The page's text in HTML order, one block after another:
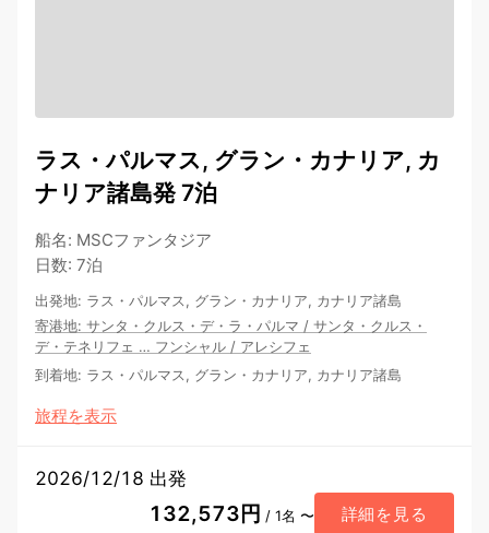
ラス・パルマス, グラン・カナリア, カ
ナリア諸島発 7泊
船名: MSCファンタジア
日数: 7泊
出発地: ラス・パルマス, グラン・カナリア, カナリア諸島
寄港地: サンタ・クルス・デ・ラ・パルマ / サンタ・クルス・
デ・テネリフェ … フンシャル / アレシフェ
到着地: ラス・パルマス, グラン・カナリア, カナリア諸島
旅程を表示
2026/12/18 出発
132,573円 / 1名 〜 詳細を見る